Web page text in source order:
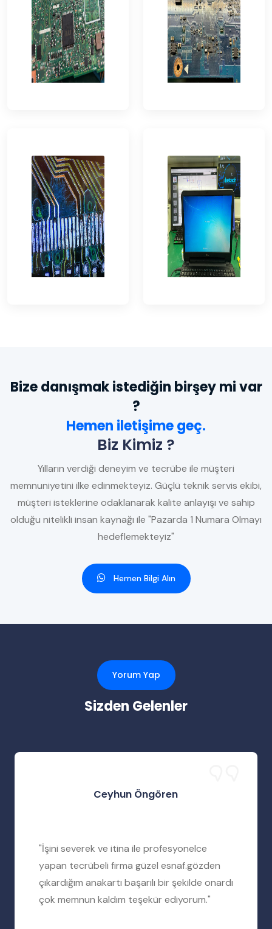
Bize danışmak istediğin birşey mi var
?
Hemen iletişime geç.
Biz Kimiz ?
Yılların verdiği deneyim ve tecrübe ile müşteri
memnuniyetini ilke edinmekteyiz. Güçlü teknik servis ekibi,
müşteri isteklerine odaklanarak kalite anlayışı ve sahip
olduğu nitelikli insan kaynağı ile "Pazarda 1 Numara Olmayı
hedeflemekteyiz"
Hemen Bilgi Alın
Yorum Yap
Sizden Gelenler
Ceyhun Öngören
"İşini severek ve itina ile profesyonelce
yapan tecrübeli firma güzel esnaf.gözden
çıkardığım anakartı başarılı bir şekilde onardı
çok memnun kaldım teşekür ediyorum."